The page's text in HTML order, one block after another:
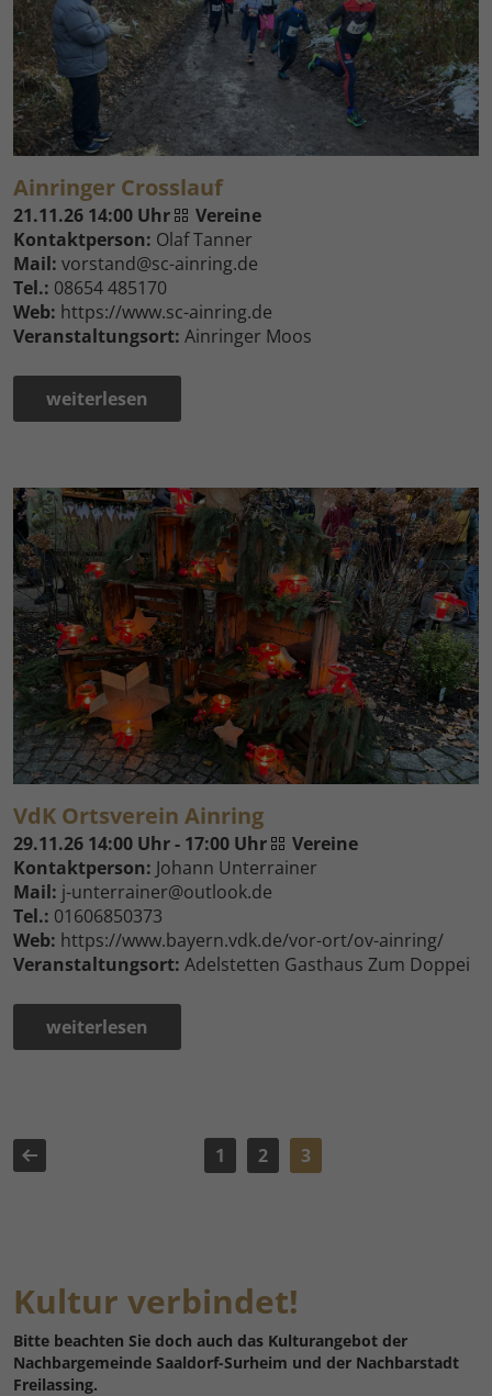
Ainringer Crosslauf
21.11.26 14:00 Uhr
Vereine
Kontaktperson: Olaf Tanner
Mail: vorstand@sc-ainring.de
Tel.: 08654 485170
Web: https://www.sc-ainring.de
Veranstaltungsort: Ainringer Moos
weiterlesen
VdK Ortsverein Ainring
29.11.26 14:00 Uhr - 17:00 Uhr
Vereine
Kontaktperson: Johann Unterrainer
Mail: j-unterrainer@outlook.de
Tel.: 01606850373
Web: https://www.bayern.vdk.de/vor-ort/ov-ainring/
Veranstaltungsort: Adelstetten Gasthaus Zum Doppei
weiterlesen
1 2 3
Kultur verbindet!
Bitte beachten Sie doch auch das Kulturangebot der
Nachbargemeinde Saaldorf-Surheim und der Nachbarstadt
Freilassing.